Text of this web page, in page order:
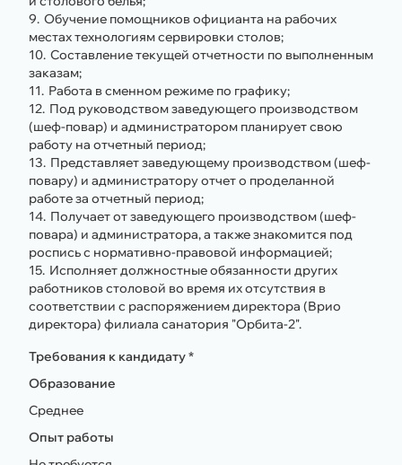
Обучение помощников официанта на рабочих
местах технологиям сервировки столов;
Составление текущей отчетности по выполненным
заказам;
Работа в сменном режиме по графику;
Под руководством заведующего производством
(шеф-повар) и администратором планирует свою
работу на отчетный период;
Представляет заведующему производством (шеф-
повару) и администратору отчет о проделанной
работе за отчетный период;
Получает от заведующего производством (шеф-
повара) и администратора, а также знакомится под
роспись с нормативно-правовой информацией;
Исполняет должностные обязанности других
работников столовой во время их отсутствия в
соответствии с распоряжением директора (Врио
директора) филиала санатория "Орбита-2".
Требования к кандидату *
Образование
Среднее
Опыт работы